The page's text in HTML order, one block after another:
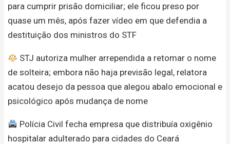
para cumprir prisão domiciliar; ele ficou preso por
quase um mês, após fazer vídeo em que defendia a
destituição dos ministros do STF
STJ autoriza mulher arrependida a retomar o nome
de solteira; embora não haja previsão legal, relatora
acatou desejo da pessoa que alegou abalo emocional e
psicológico após mudança de nome
Polícia Civil fecha empresa que distribuía oxigênio
hospitalar adulterado para cidades do Ceará